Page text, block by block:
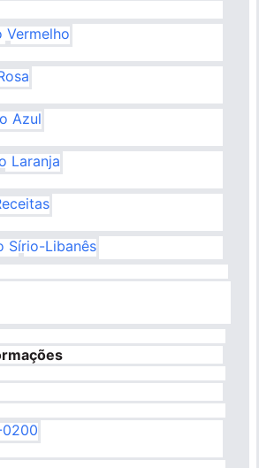
Vermelho
Azul
Laranja
Sírio-Libanês